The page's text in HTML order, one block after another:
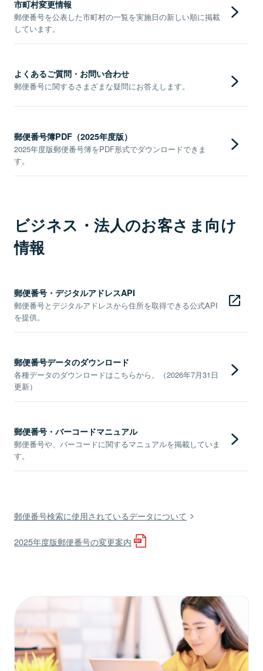
市町村変更情報
郵便番号を公表した市町村の一覧を実施日の新しい順に掲載
しています。
よくあるご質問・お問い合わせ
郵便番号に関するさまざまな疑問にお答えします。
郵便番号簿PDF（2025年度版）
2025年度版郵便番号簿をPDF形式でダウンロードできま
す。
ビジネス・法人のお客さま向け
情報
郵便番号・デジタルアドレスAPI
郵便番号とデジタルアドレスから住所を取得できる公式API
を提供。
郵便番号データのダウンロード
各種データのダウンロードはこちらから。（2026年7月31日
更新）
郵便番号・バーコードマニュアル
郵便番号や、バーコードに関するマニュアルを掲載していま
す。
郵便番号検索に使用されているデータについて
2025年度版郵便番号の変更案内